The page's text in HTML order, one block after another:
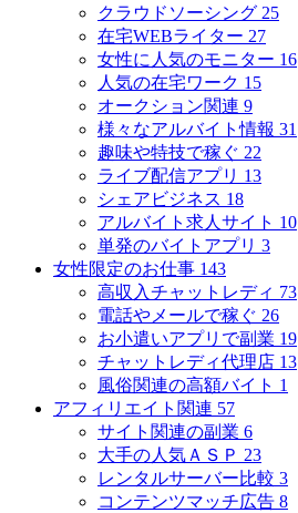
クラウドソーシング 25
在宅WEBライター 27
女性に人気のモニター 16
人気の在宅ワーク 15
オークション関連 9
様々なアルバイト情報 31
趣味や特技で稼ぐ 22
ライブ配信アプリ 13
シェアビジネス 18
アルバイト求人サイト 10
単発のバイトアプリ 3
女性限定のお仕事 143
高収入チャットレディ 73
電話やメールで稼ぐ 26
お小遣いアプリで副業 19
チャットレディ代理店 13
風俗関連の高額バイト 1
アフィリエイト関連 57
サイト関連の副業 6
大手の人気ＡＳＰ 23
レンタルサーバー比較 3
コンテンツマッチ広告 8